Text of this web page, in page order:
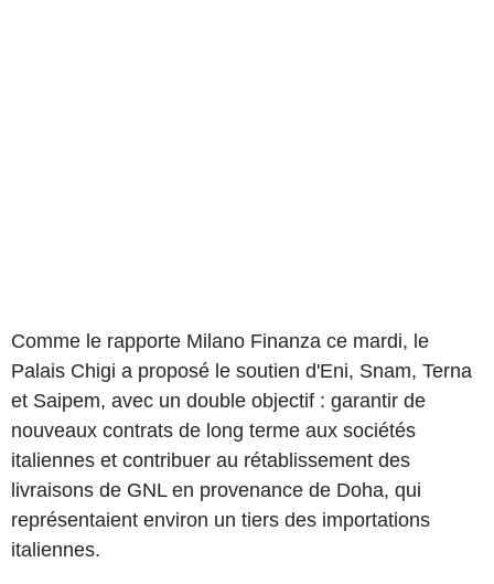
Comme le rapporte Milano Finanza ce mardi, le
Palais Chigi a proposé le soutien d'Eni, Snam, Terna
et Saipem, avec un double objectif : garantir de
nouveaux contrats de long terme aux sociétés
italiennes et contribuer au rétablissement des
livraisons de GNL en provenance de Doha, qui
représentaient environ un tiers des importations
italiennes.